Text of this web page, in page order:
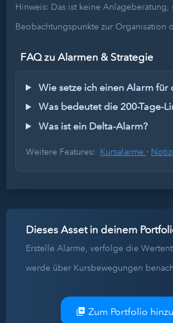
Hinweis: Das ist keine Anlageberatung,
Beobachtungspunkte zur Organisation
FAQ zu Alarmen & Strategie
Wie setze ich einen Alarm für
Was bedeutet die 200-Tage-
Was ist ein Delta-Alarm?
Weitere Features: Kursalarme ·
Dieses Asset in deinem
Erstelle Alarme, verfolge die
werde über Kursbewegungen
Zum Portfolio